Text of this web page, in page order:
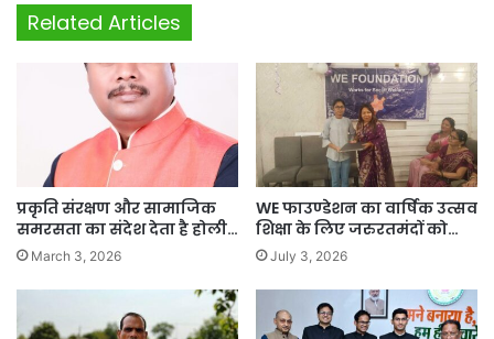
Related Articles
प्रकृति संरक्षण और सामाजिक
समरसता का संदेश देता है होली…
March 3, 2026
WE फाउण्डेशन का वार्षिक उत्सव
शिक्षा के लिए जरुरतमंदों को…
July 3, 2026